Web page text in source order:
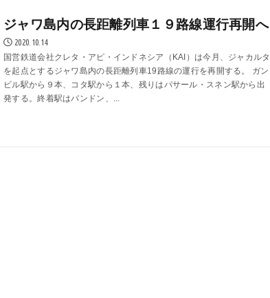
ジャワ島内の長距離列車１９路線運行再開へ
2020.10.14
国営鉄道会社クレタ・アピ・インドネシア（KAI）は今月、ジャカルタ
を起点とするジャワ島内の長距離列車19路線の運行を再開する。 ガン
ビル駅から９本、コタ駅から１本、残りはパサール・スネン駅から出
発する。終着駅はバンドン、...